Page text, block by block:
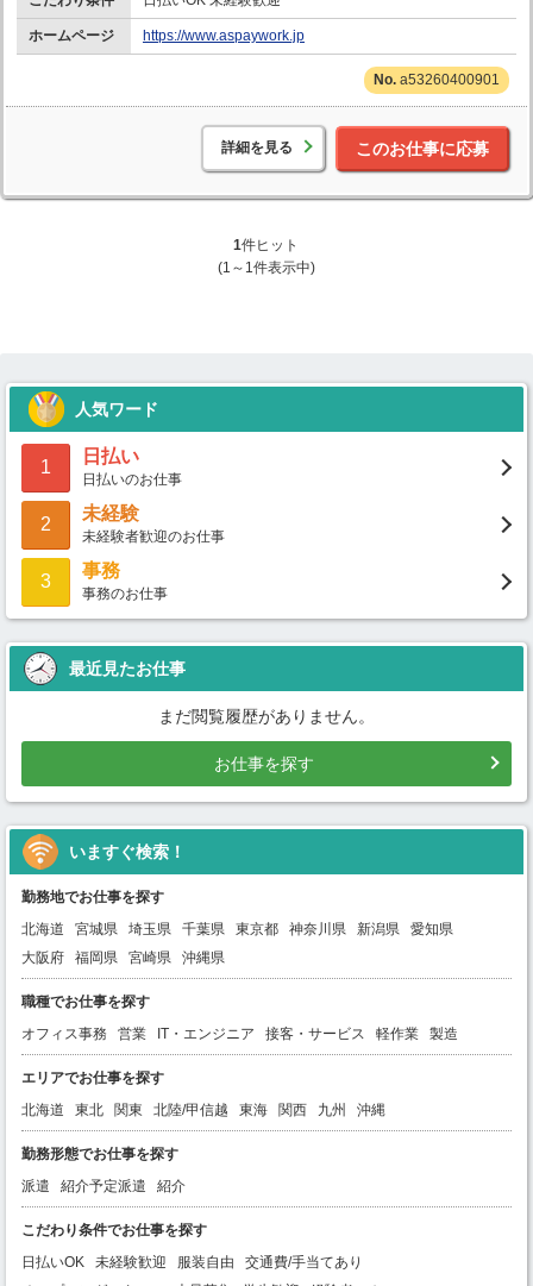
ホームページ https://www.aspaywork.jp
a53260400901
詳細を見る このお仕事に応募
1件ヒット
(1～1件表示中)
人気ワード
1
日払い
日払いのお仕事
2
未経験
未経験者歓迎のお仕事
3
事務
事務のお仕事
最近見たお仕事
まだ閲覧履歴がありません。
お仕事を探す
いますぐ検索！
勤務地でお仕事を探す
北海道
宮城県 埼玉県 千葉県 東京都 神奈川県 新潟県
愛知県
大阪府
福岡県 宮崎県 沖縄県
職種でお仕事を探す
オフィス事務
営業 IT・エンジニア 接客・サービス 軽作業 製造
エリアでお仕事を探す
北海道
東北 関東 北陸/甲信越 東海 関西 九州 沖縄
勤務形態でお仕事を探す
派遣
紹介予定派遣 紹介
こだわり条件でお仕事を探す
日払いOK
未経験歓迎 服装自由
交通費/手当てあり